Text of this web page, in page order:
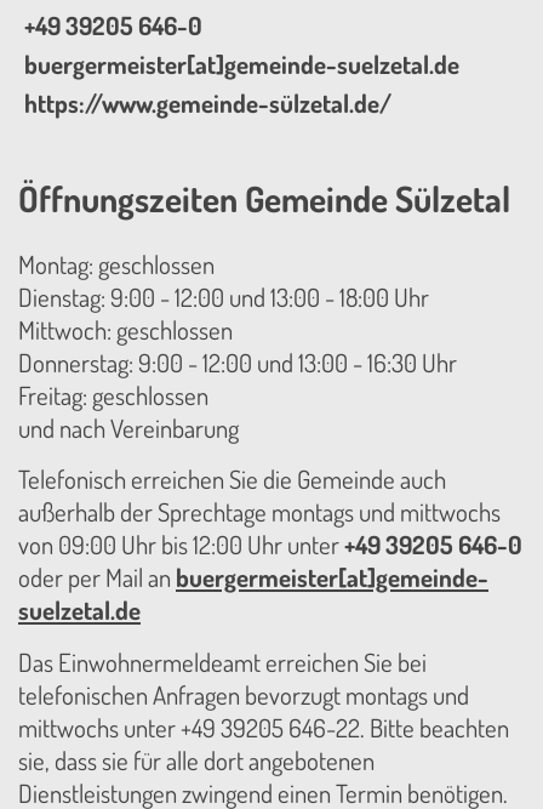
+49 39205 646-0
buergermeister[at]gemeinde-suelzetal.de
https://www.gemeinde-sülzetal.de/
Öffnungszeiten Gemeinde Sülzetal
Montag: geschlossen
Dienstag: 9:00 - 12:00 und 13:00 - 18:00 Uhr
Mittwoch: geschlossen
Donnerstag: 9:00 - 12:00 und 13:00 - 16:30 Uhr
Freitag: geschlossen
und nach Vereinbarung
Telefonisch erreichen Sie die Gemeinde auch
außerhalb der Sprechtage montags und mittwochs
von 09:00 Uhr bis 12:00 Uhr unter+49 39205 646-0
oder per Mail an buergermeister[at]gemeinde-
suelzetal.de
Das Einwohnermeldeamt erreichen Sie bei
telefonischen Anfragen bevorzugt montags und
mittwochs unter +49 39205 646-22. Bitte beachten
sie, dass sie für alle dort angebotenen
Dienstleistungen zwingend einen Termin benötigen.